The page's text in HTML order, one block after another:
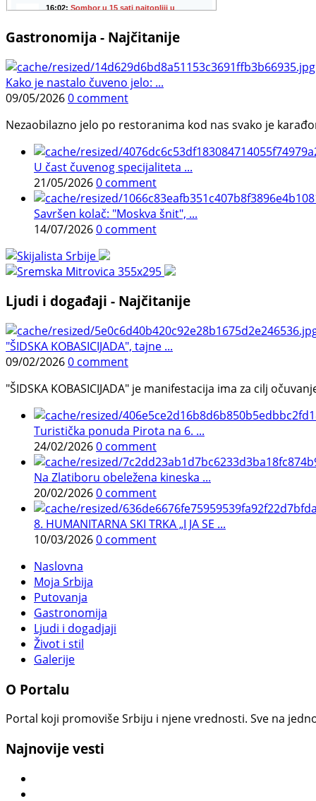
Gastronomija - Najčitanije
Kako je nastalo čuveno jelo: ...
09/05/20260 comment
Nezaobilazno jelo po restoranima kod nas svako je
U čast čuvenog specijaliteta ...
21/05/20260 comment
Savršen kolač: "Moskva šnit", ...
14/07/20260 comment
Ljudi i događaji - Najčitanije
"ŠIDSKA KOBASICIJADA", tajne ...
09/02/20260 comment
"ŠIDSKA KOBASICIJADA" je manifestacija ima za cilj
Turistička ponuda Pirota na 6. ...
24/02/20260 comment
Na Zlatiboru obeležena kineska ...
20/02/20260 comment
8. HUMANITARNA SKI TRKA „I JA SE ...
10/03/20260 comment
Naslovna
Moja Srbija
Putovanja
Gastronomija
Ljudi i dogadjaji
Život i stil
Galerije
O Portalu
Portal koji promoviše Srbiju i njene vrednosti. Sve na
Najnovije vesti